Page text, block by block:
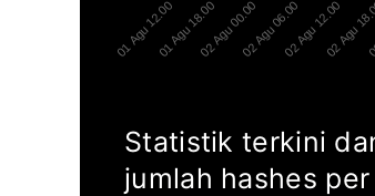
01 Agu 12.0001 Agu 18.0002 Agu 00.0002 Agu 06.0002 Agu 12.00
02 Agu
Statistik terkini
jumlah hashes